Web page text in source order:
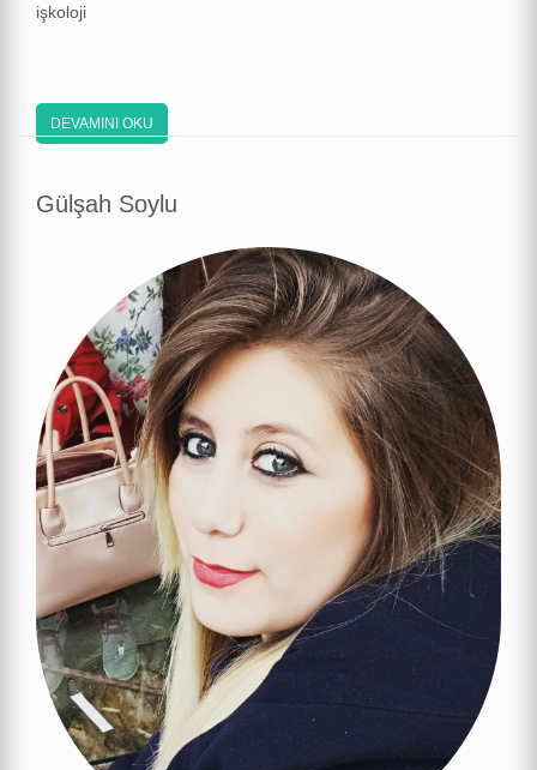
işkoloji
DEVAMINI OKU
Gülşah Soylu